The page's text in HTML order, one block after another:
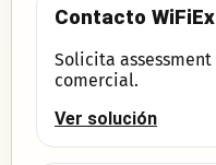
Contacto
Solicita
comercial.
Ver solución